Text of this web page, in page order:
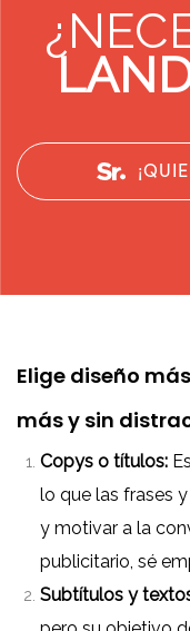
Elige diseño
más y sin
Copys o títulos:
lo que las frases
y motivar a la
publicitario, sé
Subtítulos y